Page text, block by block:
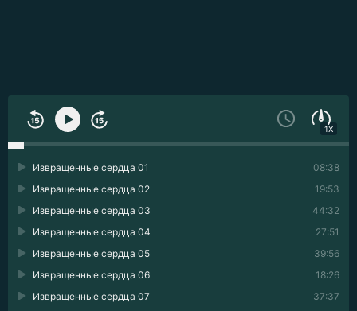
1X
08:38
Извращенные сердца 01
19:53
Извращенные сердца 02
44:32
Извращенные сердца 03
27:51
Извращенные сердца 04
39:56
Извращенные сердца 05
18:26
Извращенные сердца 06
37:37
Извращенные сердца 07